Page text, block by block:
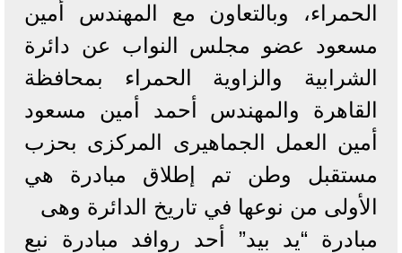
الحمراء، وبالتعاون مع المهندس أمين
مسعود عضو مجلس النواب عن دائرة
الشرابية والزاوية الحمراء بمحافظة
القاهرة والمهندس أحمد أمين مسعود
أمين العمل الجماهيرى المركزى بحزب
مستقبل وطن تم إطلاق مبادرة هي
الأولى من نوعها في تاريخ الدائرة وهى
مبادرة “يد بيد” أحد روافد مبادرة نبع